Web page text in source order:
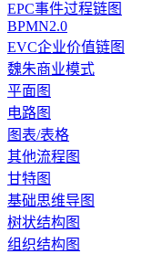
EPC事件过程链图
BPMN2.0
EVC企业价值链图
魏朱商业模式
平面图
电路图
图表/表格
其他流程图
甘特图
基础思维导图
树状结构图
组织结构图